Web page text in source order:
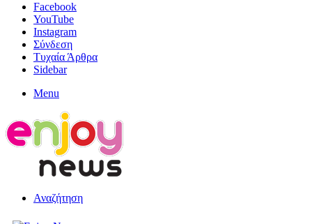
Facebook
YouTube
Instagram
Σύνδεση
Τυχαία Άρθρα
Sidebar
Menu
Αναζήτηση